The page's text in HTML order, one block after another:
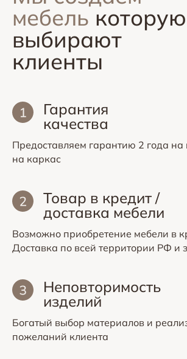
мебель которую
выбирают
клиенты
Гарантия
качества
Предоставляем гарантию 2 года на
на каркас
Товар в кредит /
доставка мебели
Возможно приобретение мебели в
Доставка по всей территории РФ и
Неповторимость
изделий
Богатый выбор материалов и
пожеланий клиента